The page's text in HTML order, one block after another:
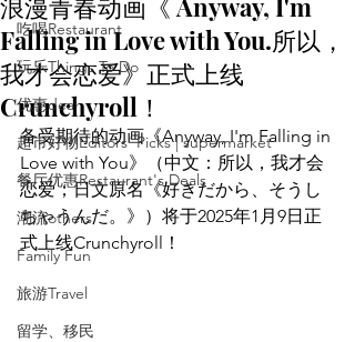
吃喝Restaurant
玩乐Things To Do
优惠deal
超市好物Editors' Picks | supermarket
餐厅优惠Restaurant's Deals
潮流others
Family Fun
旅游Travel
留学、移民
Falling in Love with You.所以，
我才会恋爱》正式上线
Crunchyroll！
备受期待的动画《Anyway, I'm Falling in
Love with You》（中文：所以，我才会
恋爱；日文原名《好きだから、そうし
ちゃうんだ。》）将于2025年1月9日正
式上线Crunchyroll！